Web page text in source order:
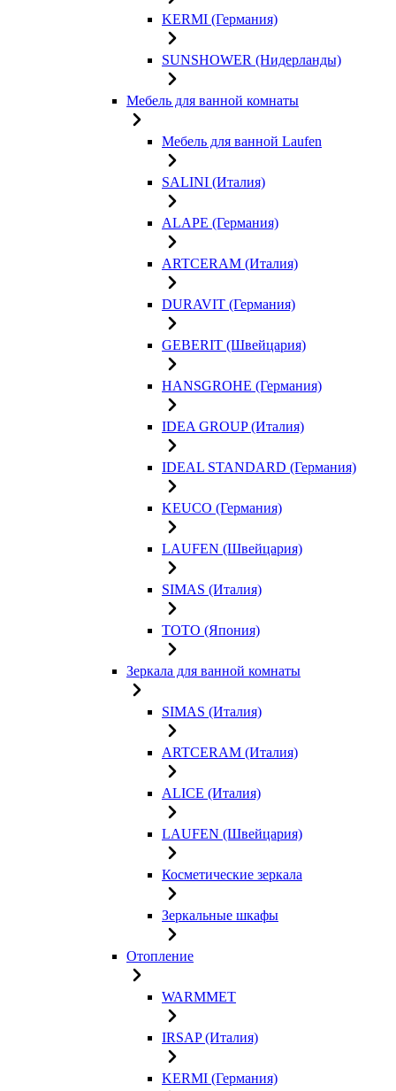
KERMI (Германия)
SUNSHOWER (Нидерланды)
Мебель для ванной комнаты
Мебель для ванной Laufen
SALINI (Италия)
ALAPE (Германия)
ARTCERAM (Италия)
DURAVIT (Германия)
GEBERIT (Швейцария)
HANSGROHE (Германия)
IDEA GROUP (Италия)
IDEAL STANDARD (Германия)
KEUCO (Германия)
LAUFEN (Швейцария)
SIMAS (Италия)
TOTO (Япония)
Зеркала для ванной комнаты
SIMAS (Италия)
ARTCERAM (Италия)
ALICE (Италия)
LAUFEN (Швейцария)
Косметические зеркала
Зеркальные шкафы
Отопление
WARMMET
IRSAP (Италия)
KERMI (Германия)